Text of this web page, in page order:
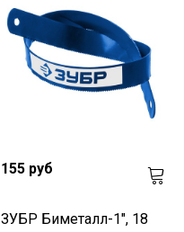
155 руб
ЗУБР Биметалл-1", 18